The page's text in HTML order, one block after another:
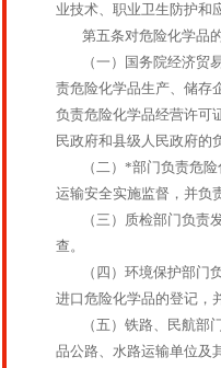
业技术、职业卫生防护和
第五条对危险化学品的
（一）国务院经济贸易
责危险化学品生产、储存
负责危险化学品经营许可
民政府和县级人民政府的
（二）*部门负责危险化
运输安全实施监督，并负
（三）质检部门负责发
查。
（四）环境保护部门负
进口危险化学品的登记，
（五）铁路、民航部门
品公路、水路运输单位及